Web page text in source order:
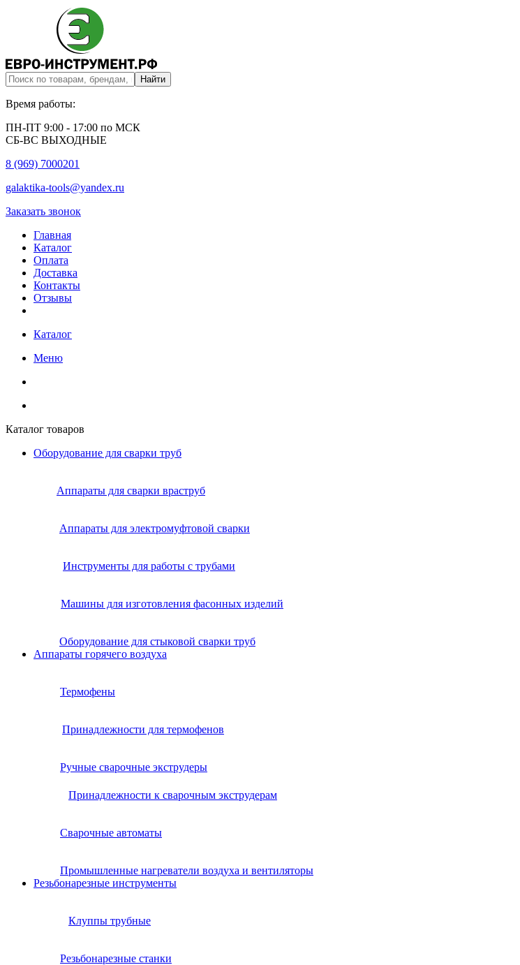
Время работы:
ПН-ПТ 9:00 - 17:00 по МСК
СБ-ВС ВЫХОДНЫЕ
8 (969) 7000201
galaktika-tools@yandex.ru
Заказать звонок
Главная
Каталог
Оплата
Доставка
Контакты
Отзывы
Каталог
Меню
Каталог товаров
Оборудование для сварки труб
Аппараты для сварки враструб
Аппараты для электромуфтовой сварки
Инструменты для работы с трубами
Машины для изготовления фасонных изделий
Оборудование для стыковой сварки труб
Аппараты горячего воздуха
Термофены
Принадлежности для термофенов
Ручные сварочные экструдеры
Принадлежности к сварочным экструдерам
Сварочные автоматы
Промышленные нагреватели воздуха и вентиляторы
Резьбонарезные инструменты
Клуппы трубные
Резьбонарезные станки